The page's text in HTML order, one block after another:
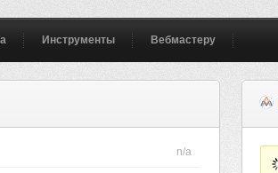
Инструменты Вебмастеру
n/a